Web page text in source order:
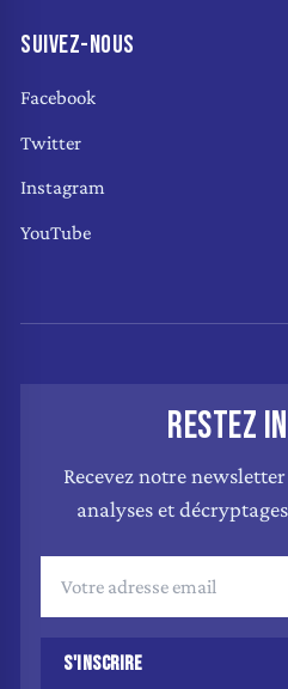
SUIVEZ-NOUS
Facebook
Twitter
Instagram
YouTube
RESTEZ
Recevez notre
analyses et
S'INSCRIRE